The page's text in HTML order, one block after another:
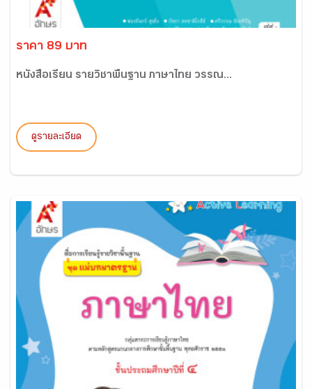
ราคา 89 บาท
หนังสือเรียน รายวิชาพื้นฐาน ภาษาไทย วรรณ...
ดูรายละเอียด